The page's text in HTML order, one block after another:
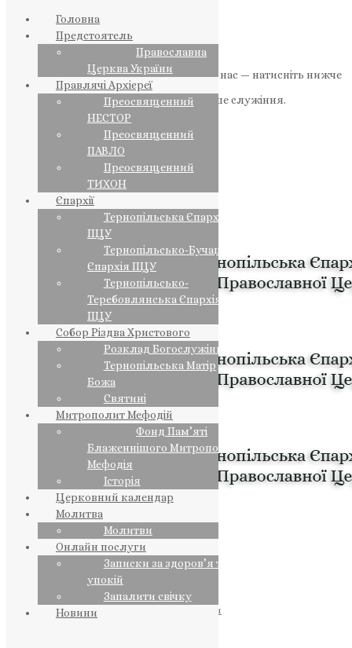
Якщо маєте можливість, підтримайте нас — натисніть нижче
«Пожертва».
Ваша допомога зміцнює наше служіння.
НАШ ТЕЛЕГРАМ
ПРЕДСТОЯТЕЛЬ
Православна Церква України
Головна
Предстоятель
Православна
Церква України
Правлячі Архієреї
Преосвященний
НЕСТОР
Преосвященний
ПАВЛО
Преосвященний
ТИХОН
Єпархії
Тернопільська Єпархія
ПЦУ
Тернопільсько-Бучацька
Єпархія ПЦУ
Тернопільсько-
Теребовлянська Єпархія
ПЦУ
Собор Різдва Христового
Розклад Богослужінь
Тернопільська Матір
Божа
Святині
Митрополит Мефодій
Фонд Пам’яті
Блаженнішого Митрополита
Мефодія
Історія
Церковний календар
Молитва
Молитви
Онлайн послуги
Записки за здоров’я та за
упокій
Запалити свічку
Новини